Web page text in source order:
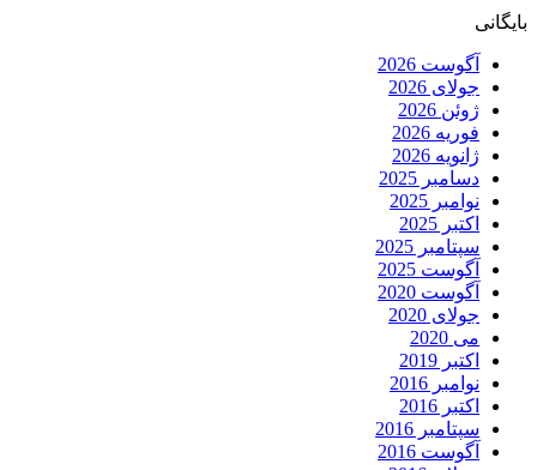
بایگانی
آگوست 2026
جولای 2026
ژوئن 2026
فوریه 2026
ژانویه 2026
دسامبر 2025
نوامبر 2025
اکتبر 2025
سپتامبر 2025
آگوست 2025
آگوست 2020
جولای 2020
می 2020
اکتبر 2019
نوامبر 2016
اکتبر 2016
سپتامبر 2016
آگوست 2016